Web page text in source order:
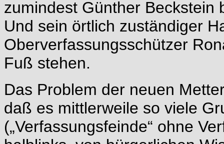
zumindest Günther Beckstein
Und sein örtlich zuständiger
Oberverfassungsschützer
Fuß stehen.
Das Problem der neuen
daß es mittlerweile so viele
(„Verfassungsfeinde“ ohne